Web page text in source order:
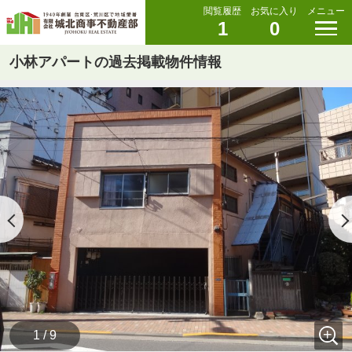
閲覧履歴
1
お気に入り
0
メニュー
小林アパートの過去掲載物件情報
1 / 9